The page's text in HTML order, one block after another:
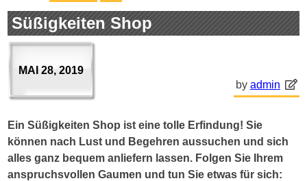
Süßigkeiten Shop
MAI 28, 2019
by admin
Ein Süßigkeiten Shop ist eine tolle Erfindung! Sie
können nach Lust und Begehren aussuchen und sich
alles ganz bequem anliefern lassen. Folgen Sie Ihrem
anspruchsvollen Gaumen und tun Sie etwas für sich: